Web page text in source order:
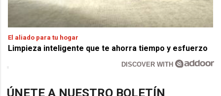
El aliado para tu hogar
Limpieza inteligente que te ahorra tiempo y esfuerzo
DISCOVER WITH
ÚNETE A NUESTRO BOLETÍN